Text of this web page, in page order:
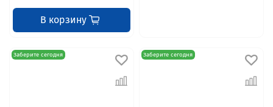
В корзину
Заберите сегодня Заберите сегодня